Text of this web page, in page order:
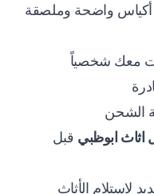
أكياس واضحة وملصقة
معك شخصياً
الشحن
ابوظبي قبل
لاستلام الأثاث